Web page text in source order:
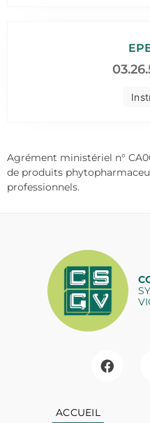
Agrément ministériel n°
de produits
professionnels.
ACCUEIL